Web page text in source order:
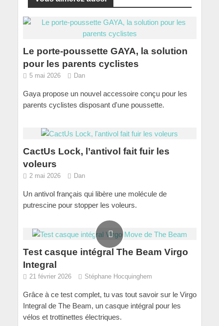
Le porte-poussette GAYA, la solution
pour les parents cyclistes
5 mai 2026 Dan
Gaya propose un nouvel accessoire conçu pour les
parents cyclistes disposant d'une poussette.
CactUs Lock, l’antivol fait fuir les
voleurs
2 mai 2026 Dan
Un antivol français qui libère une molécule de
putrescine pour stopper les voleurs.
Test casque intégral The Beam Virgo
Integral
21 février 2026 Stéphane Hocquinghem
Grâce à ce test complet, tu vas tout savoir sur le Virgo
Integral de The Beam, un casque intégral pour les
vélos et trottinettes électriques.